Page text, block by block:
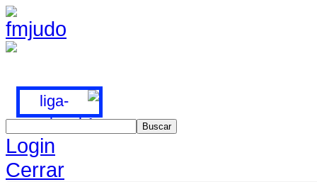
Login
Cerrar